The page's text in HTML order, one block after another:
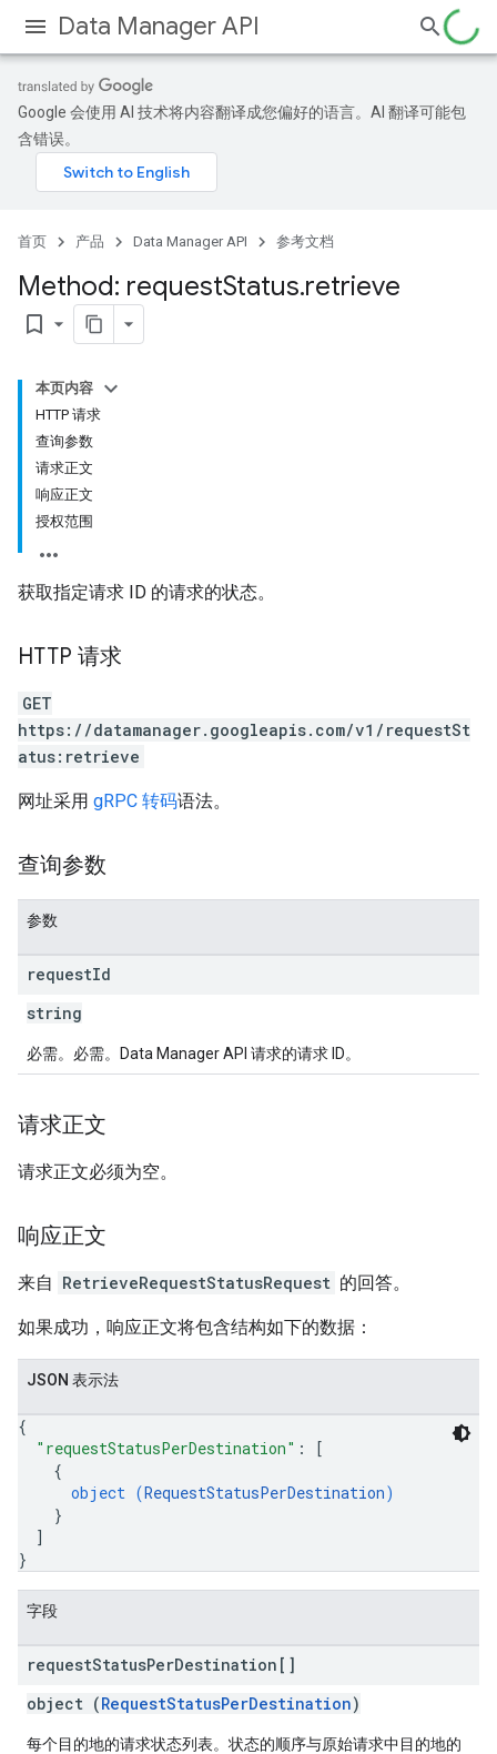
Data Manager API
Google 会使用 AI 技术将内容翻译成您偏好的语言。AI 翻译可能包
含错误。
首页 产品 Data Manager API 参考文档
Method: requestStatus.retrieve
bookmark_border
本页内容
HTTP 请求
查询参数
请求正文
响应正文
授权范围
获取指定请求 ID 的请求的状态。
HTTP 请求
GET
https://datamanager.googleapis.com/v1/requestSt
atus:retrieve
网址采用 gRPC 转码语法。
查询参数
参数
requestId
string
必需。必需。Data Manager API 请求的请求 ID。
请求正文
请求正文必须为空。
响应正文
来自 RetrieveRequestStatusRequest 的回答。
如果成功，响应正文将包含结构如下的数据：
JSON 表示法
{
"requestStatusPerDestination" :
[
{
object (RequestStatusPerDestination)
}
]
}
字段
requestStatusPerDestination[]
object (RequestStatusPerDestination)
每个目的地的请求状态列表。状态的顺序与原始请求中目的地的